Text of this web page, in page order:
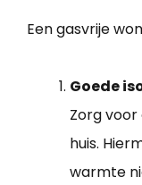
Een gasvrije
Goede
Zorg
huis.
warmte